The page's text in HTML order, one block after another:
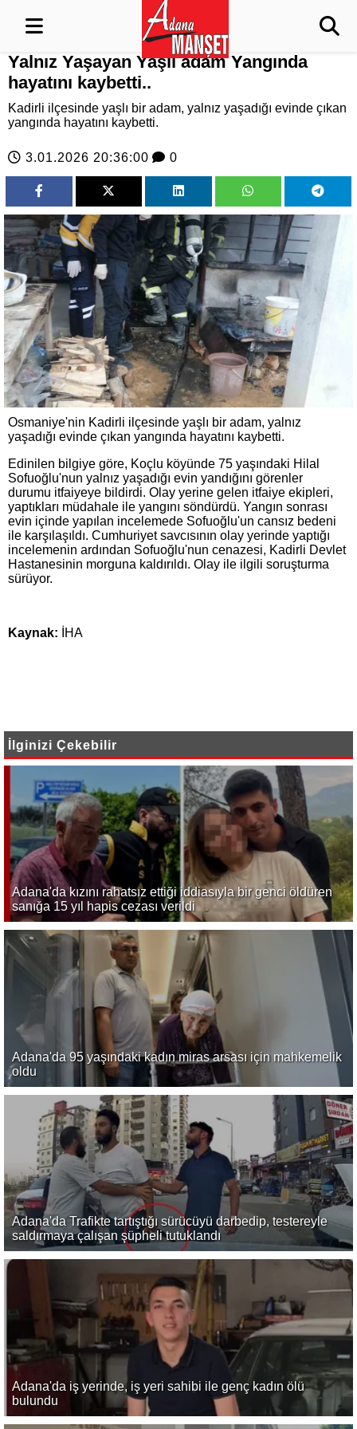
Yalnız Yaşayan Yaşlı adam Yangında
hayatını kaybetti..
Kadirli ilçesinde yaşlı bir adam, yalnız yaşadığı evinde çıkan
yangında hayatını kaybetti.
3.01.2026 20:36:00 0
Osmaniye'nin Kadirli ilçesinde yaşlı bir adam, yalnız
yaşadığı evinde çıkan yangında hayatını kaybetti.
Edinilen bilgiye göre, Koçlu köyünde 75 yaşındaki Hilal
Sofuoğlu'nun yalnız yaşadığı evin yandığını görenler
durumu itfaiyeye bildirdi. Olay yerine gelen itfaiye ekipleri,
yaptıkları müdahale ile yangını söndürdü. Yangın sonrası
evin içinde yapılan incelemede Sofuoğlu'un cansız bedeni
ile karşılaşıldı. Cumhuriyet savcısının olay yerinde yaptığı
incelemenin ardından Sofuoğlu'nun cenazesi, Kadirli Devlet
Hastanesinin morguna kaldırıldı. Olay ile ilgili soruşturma
sürüyor.
Kaynak: İHA
İlginizi Çekebilir
Adana'da kızını rahatsız ettiği iddiasıyla bir genci öldüren
sanığa 15 yıl hapis cezası verildi
Adana'da 95 yaşındaki kadın miras arsası için mahkemelik
oldu
Adana'da Trafikte tartıştığı sürücüyü darbedip, testereyle
saldırmaya çalışan şüpheli tutuklandı
Adana'da iş yerinde, iş yeri sahibi ile genç kadın ölü
bulundu